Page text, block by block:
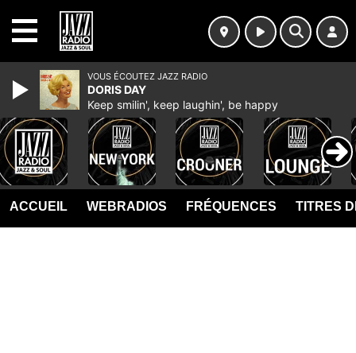
ACCUEIL WEBRADIOS FRÉQUENCES TITRES
VOUS ÉCOUTEZ JAZZ RADIO
DORIS DAY
Keep smilin', keep laughin', be happy